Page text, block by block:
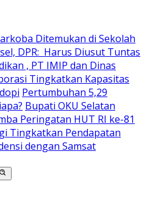
Ditemukan di Sekolah
DPR: Harus Diusut Tuntas
, PT IMIP dan Dinas
Tingkatkan Kapasitas
Pertumbuhan 5,29
Bupati OKU Selatan
Peringatan HUT RI ke-81
Tingkatkan Pendapatan
dengan Samsat